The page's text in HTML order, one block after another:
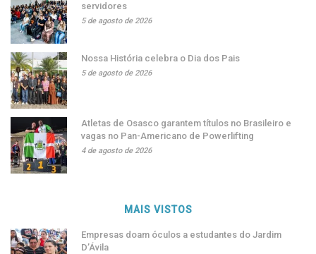
servidores
5 de agosto de 2026
Nossa História celebra o Dia dos Pais
5 de agosto de 2026
Atletas de Osasco garantem títulos no Brasileiro e
vagas no Pan-Americano de Powerlifting
4 de agosto de 2026
MAIS VISTOS
Empresas doam óculos a estudantes do Jardim
D’Ávila